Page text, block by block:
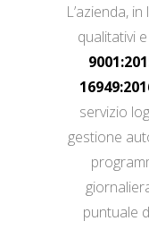
L’azienda,
qualitativi
servizio
gestione
puntuale